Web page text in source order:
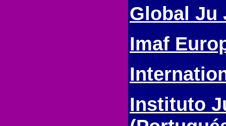
Global Ju
Imaf
Instituto